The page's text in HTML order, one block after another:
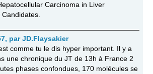
Carcinoma in Liver
, par JD.Flaysakier
est comme tu le dis hyper important. Il y a
une chronique du JT de 13h à France 2
phases confondues, 170 molécules se